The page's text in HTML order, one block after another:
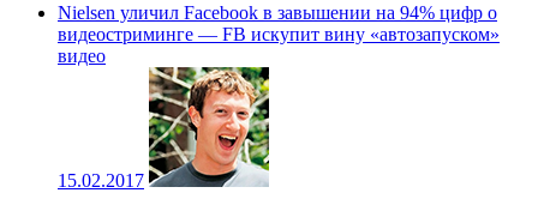
Nielsen уличил Facebook в завышении на 94% цифр о
видеостриминге — FB искупит вину «автозапуском»
видео
15.02.2017